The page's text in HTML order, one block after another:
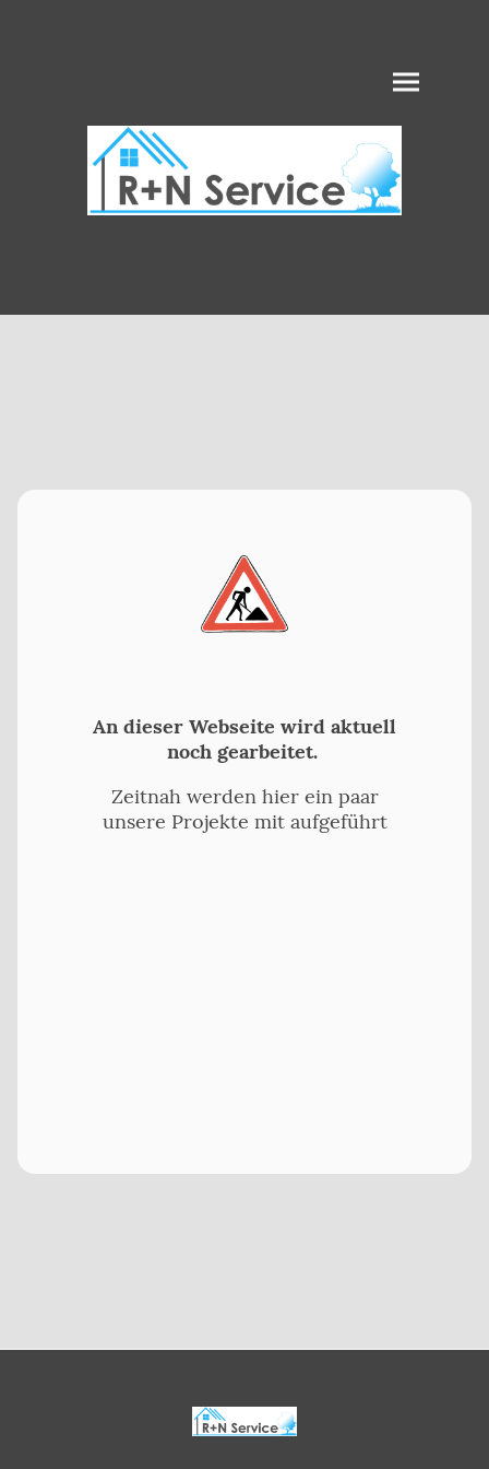
An dieser Webseite wird aktuell
noch gearbeitet.
Zeitnah werden hier ein paar
unsere Projekte mit aufgeführt